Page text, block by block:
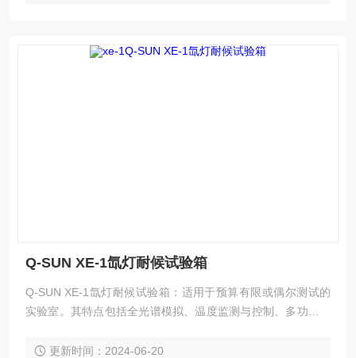
Q-SUN XE-1氙灯耐候试验箱
Q-SUN XE-1氙灯耐候试验箱：适用于预算有限或偶尔测试的
实验室。其特点包括全光谱模拟、温度监测与控制、多功能试
模拟不同环境条件。该测试仪还具备多种配件，如试样安装架
更新时间：2024-06-20